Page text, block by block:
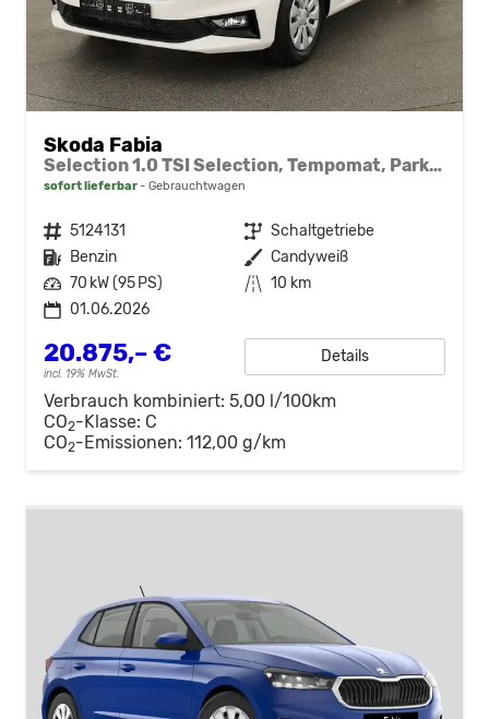
Skoda Fabia
Selection 1.0 TSI Selection, Tempomat, Park, Winterpaket, SmartLink, 4 J.-Garantie
sofort lieferbar Gebrauchtwagen
Fahrzeugnr. 5124131 Getriebe Schaltgetriebe
Kraftstoff Benzin Außenfarbe Candyweiß
Leistung 70 kW (95 PS) Kilometerstand 10 km
01.06.2026
20.875,– €
incl. 19% MwSt.
Details
Verbrauch kombiniert: 5,00 l/100km
CO2-Klasse: C
CO2-Emissionen: 112,00 g/km